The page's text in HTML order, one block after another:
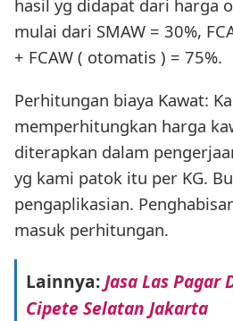
hasil yg didapat dari harga
mulai dari SMAW = 30%,
+ FCAW ( otomatis ) = 75%.
Perhitungan biaya Kawat:
memperhitungkan harga
diterapkan dalam
yg kami patok itu per KG.
pengaplikasian.
masuk perhitungan.
Lainnya:Jasa Las Pagar
Cipete Selatan Jakarta